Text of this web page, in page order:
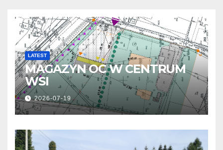
LATEST
MAGAZYN OC W CENTRUM
WSI
2026-07-19